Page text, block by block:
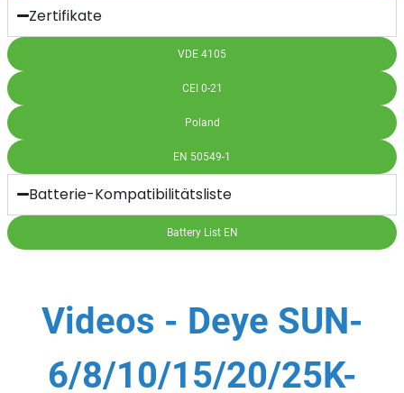
Zertifikate
VDE 4105
CEI 0-21
Poland
EN 50549-1
Batterie-Kompatibilitätsliste
Battery List EN
Videos - Deye SUN-
6/8/10/15/20/25K-